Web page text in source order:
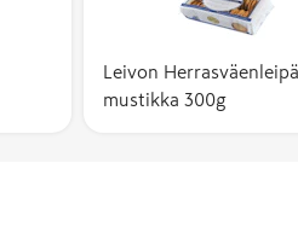
Leivon Herrasväenleipä
mustikka 300g